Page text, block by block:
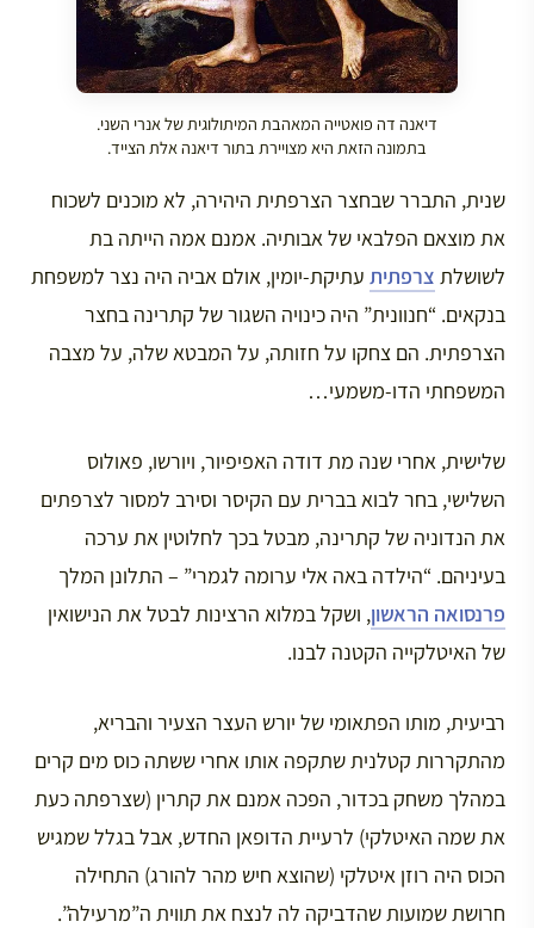
דיאנה דה פואטייה המאהבת המיתולוגית של אנרי השני.
בתמונה הזאת היא מצויירת בתור דיאנה אלת הצייד.
שנית, התברר שבחצר הצרפתית היהירה, לא מוכנים לשכוח
את מוצאם הפלבאי של אבותיה. אמנם אמה הייתה בת
לשושלת צרפתית עתיקת-יומין, אולם אביה היה נצר למשפחת
בנקאים. “חנוונית” היה כינויה השגור של קתרינה בחצר
הצרפתית. הם צחקו על חזותה, על המבטא שלה, על מצבה
המשפחתי הדו-משמעי…
שלישית, אחרי שנה מת דודה האפיפיור, ויורשו, פאולוס
השלישי, בחר לבוא בברית עם הקיסר וסירב למסור לצרפתים
את הנדוניה של קתרינה, מבטל בכך לחלוטין את ערכה
בעיניהם. “הילדה באה אלי ערומה לגמרי” – התלונן המלך
פרנסואה הראשון, ושקל במלוא הרצינות לבטל את הנישואין
של האיטלקייה הקטנה לבנו.
רביעית, מותו הפתאומי של יורש העצר הצעיר והבריא,
מהתקררות קטלנית שתקפה אותו אחרי ששתה כוס מים קרים
במהלך משחק בכדור, הפכה אמנם את קתרין (שצרפתה כעת
את שמה האיטלקי) לרעיית הדופאן החדש, אבל בגלל שמגיש
הכוס היה רוזן איטלקי (שהוצא חיש מהר להורג) התחילה
חרושת שמועות שהדביקה לה לנצח את תווית ה”מרעילה”.